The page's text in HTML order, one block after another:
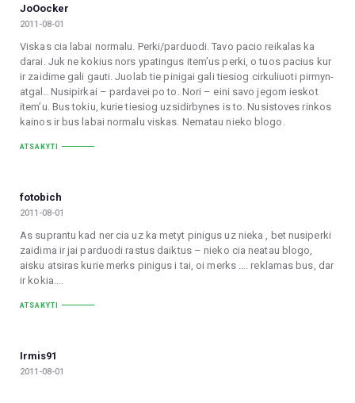
JoOocker
2011-08-01
Viskas cia labai normalu. Perki/parduodi. Tavo pacio reikalas ka
darai. Juk ne kokius nors ypatingus item’us perki, o tuos pacius kur
ir zaidime gali gauti. Juolab tie pinigai gali tiesiog cirkuliuoti pirmyn-
atgal.. Nusipirkai – pardavei po to. Nori – eini savo jegom ieskot
item’u. Bus tokiu, kurie tiesiog uzsidirbynes is to. Nusistoves rinkos
kainos ir bus labai normalu viskas. Nematau nieko blogo.
ATSAKYTI
fotobich
2011-08-01
As suprantu kad ner cia uz ka metyt pinigus uz nieka , bet nusiperki
zaidima ir jai parduodi rastus daiktus – nieko cia neatau blogo,
aisku atsiras kurie merks pinigus i tai, oi merks …. reklamas bus, dar
ir kokia….
ATSAKYTI
Irmis91
2011-08-01